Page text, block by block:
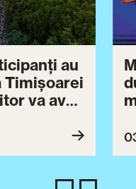
au
Timișoarei
va avea